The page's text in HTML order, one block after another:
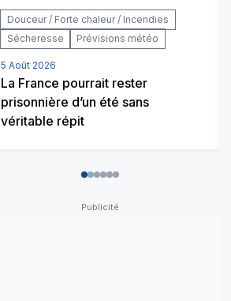
Douceur / Forte chaleur / Incendies
Sécheresse
Prévisions météo
5 Août 2026
La France pourrait rester
prisonnière d’un été sans
véritable répit
012345